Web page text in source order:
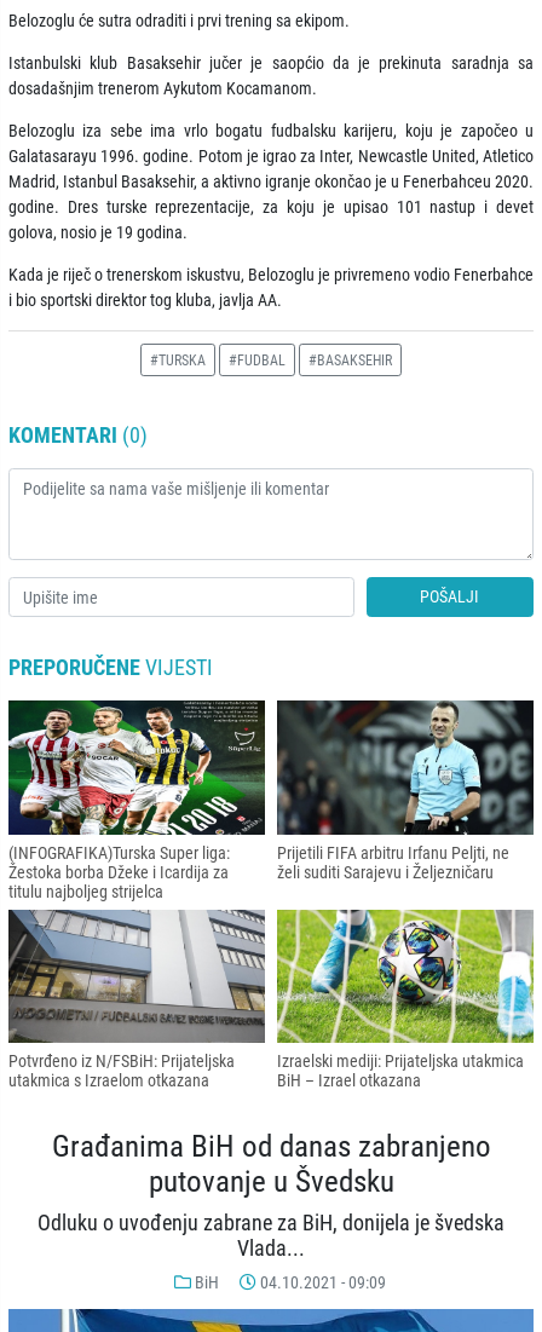
Belozoglu će sutra odraditi i prvi trening sa ekipom.
Istanbulski klub Basaksehir jučer je saopćio da je prekinuta saradnja sa
dosadašnjim trenerom Aykutom Kocamanom.
Belozoglu iza sebe ima vrlo bogatu fudbalsku karijeru, koju je započeo u
Galatasarayu 1996. godine. Potom je igrao za Inter, Newcastle United, Atletico
Madrid, Istanbul Basaksehir, a aktivno igranje okončao je u Fenerbahceu 2020.
godine. Dres turske reprezentacije, za koju je upisao 101 nastup i devet
golova, nosio je 19 godina.
Kada je riječ o trenerskom iskustvu, Belozoglu je privremeno vodio Fenerbahce
i bio sportski direktor tog kluba, javlja AA.
#TURSKA #FUDBAL #BASAKSEHIR
KOMENTARI (0)
POŠALJI
PREPORUČENEVIJESTI
(INFOGRAFIKA)Turska Super liga:
Žestoka borba Džeke i Icardija za
titulu najboljeg strijelca
Prijetili FIFA arbitru Irfanu Peljti, ne
želi suditi Sarajevu i Željezničaru
Potvrđeno iz N/FSBiH: Prijateljska
utakmica s Izraelom otkazana
Izraelski mediji: Prijateljska utakmica
BiH – Izrael otkazana
Građanima BiH od danas zabranjeno
putovanje u Švedsku
Odluku o uvođenju zabrane za BiH, donijela je švedska
Vlada...
BiH 04.10.2021 - 09:09